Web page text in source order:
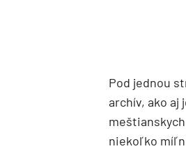
Pod jednou
archív, ako aj
niekoľko